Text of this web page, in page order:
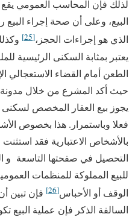
لذلك فإن المحاسب العمومي
البيع، وعلى أن صحة إجراء البيع
الذي هو إجراءات الحجز،[25]
يعتبر بمثابة السكنى الرئيسية
الطعن أمام القضاء الاستعجالي
حيث أكد المشرع من خلال مدونة
يجوز بيع العقار المخصص لسكنى
فعلا وباستمرار. هذا بخصوص
بالأشخاص الاعتبارية فقد استثنت
التحصيل في صفحتها التاسعة و
للبيع المملوكة للمنظمات
الوقف أو الأحباس[26]
فإن تبين
السالفة الذكر فإن عملية البيع